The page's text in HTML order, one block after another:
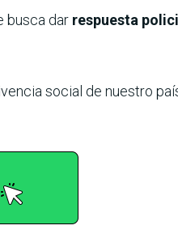
busca dar respuesta
social de nuestro